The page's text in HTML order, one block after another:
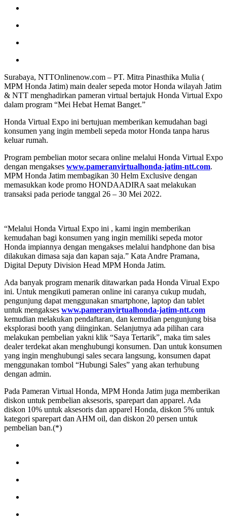
Surabaya, NTTOnlinenow.com – PT. Mitra Pinasthika Mulia (
MPM Honda Jatim) main dealer sepeda motor Honda wilayah Jatim
& NTT menghadirkan pameran virtual bertajuk Honda Virtual Expo
dalam program “Mei Hebat Hemat Banget.”
Honda Virtual Expo ini bertujuan memberikan kemudahan bagi
konsumen yang ingin membeli sepeda motor Honda tanpa harus
keluar rumah.
Program pembelian motor secara online melalui Honda Virtual Expo
dengan mengakses www.pameranvirtualhonda-jatim-ntt.com.
MPM Honda Jatim membagikan 30 Helm Exclusive dengan
memasukkan kode promo HONDAADIRA saat melakukan
transaksi pada periode tanggal 26 – 30 Mei 2022.
“Melalui Honda Virtual Expo ini , kami ingin memberikan
kemudahan bagi konsumen yang ingin memiliki sepeda motor
Honda impiannya dengan mengakses melalui handphone dan bisa
dilakukan dimasa saja dan kapan saja.” Kata Andre Pramana,
Digital Deputy Division Head MPM Honda Jatim.
Ada banyak program menarik ditawarkan pada Honda Virual Expo
ini. Untuk mengikuti pameran online ini caranya cukup mudah,
pengunjung dapat menggunakan smartphone, laptop dan tablet
untuk mengakses www.pameranvirtualhonda-jatim-ntt.com
kemudian melakukan pendaftaran, dan kemudian pengunjung bisa
eksplorasi booth yang diinginkan. Selanjutnya ada pilihan cara
melakukan pembelian yakni klik “Saya Tertarik”, maka tim sales
dealer terdekat akan menghubungi konsumen. Dan untuk konsumen
yang ingin menghubungi sales secara langsung, konsumen dapat
menggunakan tombol “Hubungi Sales” yang akan terhubung
dengan admin.
Pada Pameran Virtual Honda, MPM Honda Jatim juga memberikan
diskon untuk pembelian aksesoris, sparepart dan apparel. Ada
diskon 10% untuk aksesoris dan apparel Honda, diskon 5% untuk
kategori sparepart dan AHM oil, dan diskon 20 persen untuk
pembelian ban.(*)